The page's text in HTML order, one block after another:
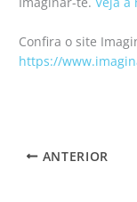
Confira o site
https://
ANTERIOR